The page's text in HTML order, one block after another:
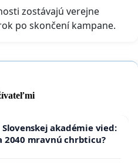
zostávajú verejne
po skončení kampane.
akadémie vied:
2040 mravnú chrbticu?